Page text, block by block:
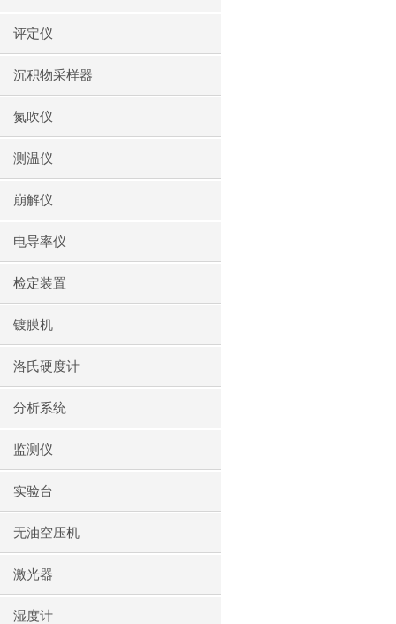
评定仪
沉积物采样器
氮吹仪
测温仪
崩解仪
电导率仪
检定装置
镀膜机
洛氏硬度计
分析系统
监测仪
实验台
无油空压机
激光器
湿度计